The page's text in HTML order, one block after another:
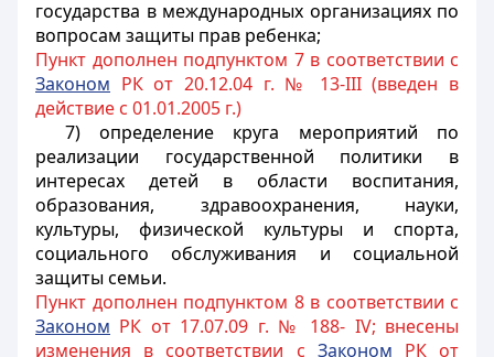
государства в международных организациях по
вопросам защиты прав ребенка;
Пункт дополнен подпунктом 7 в соответствии с
Законом РК от 20.12.04 г. № 13-III (введен в
действие с 01.01.2005 г.)
7) определение круга мероприятий по
реализации государственной политики в
интересах детей в области воспитания,
образования, здравоохранения, науки,
культуры, физической культуры и спорта,
социального обслуживания и социальной
защиты семьи.
Пункт дополнен подпунктом 8 в соответствии с
Законом РК от 17.07.09 г. № 188- IV; внесены
изменения в соответствии с Законом РК от